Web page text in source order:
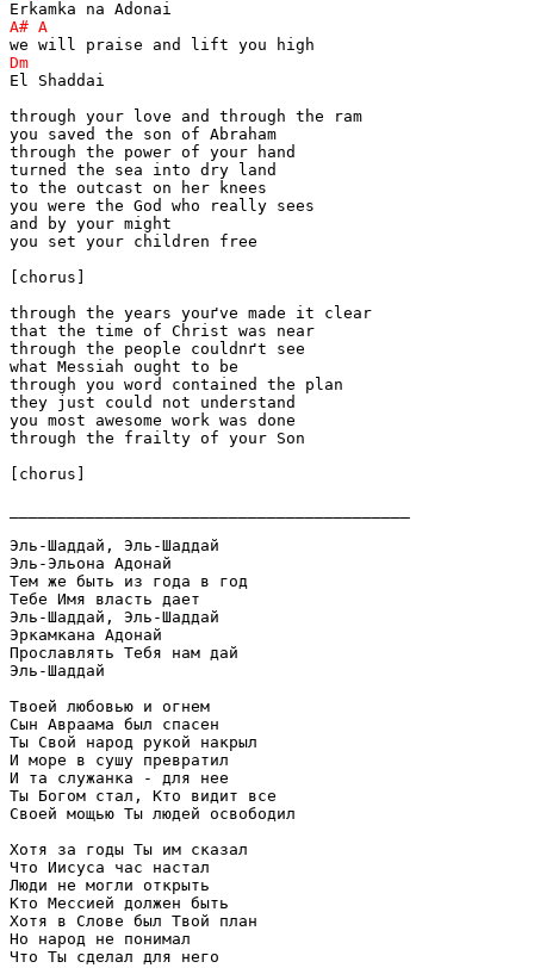
El Shaddai
through your love and through the ram
you saved the son of Abraham
through the power of your hand
turned the sea into dry land
to the outcast on her knees
you were the God who really sees
and by your might
you set your children free
[chorus]
through the years youґve made it clear
that the time of Christ was near
through the people couldnґt see
what Messiah ought to be
through you word contained the plan
they just could not understand
you most awesome work was done
through the frailty of your Son
[chorus]
Эль-Шаддай, Эль-Шаддай
Эль-Эльона Адонай
Тем же быть из года в год
Тебе Имя власть дает
Эль-Шаддай, Эль-Шаддай
Эркамкана Адонай
Прославлять Тебя нам дай
Эль-Шаддай
Твоей любовью и огнем
Сын Авраама был спасен
Ты Свой народ рукой накрыл
И море в сушу превратил
И та служанка - для нее
Ты Богом стал, Кто видит все
Своей мощью Ты людей освободил
Хотя за годы Ты им сказал
Что Иисуса час настал
Люди не могли открыть
Кто Мессией должен быть
Хотя в Слове был Твой план
Но народ не понимал
Что Ты сделал для него